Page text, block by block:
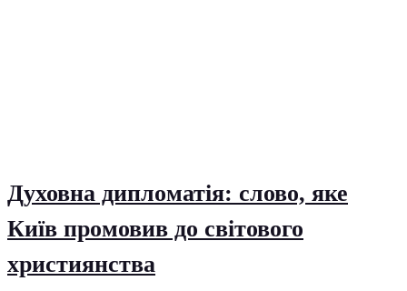
Духовна дипломатія: слово, яке
Київ промовив до світового
християнства